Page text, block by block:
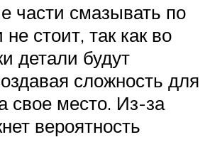
части смазывать по
не стоит, так как во
детали будут
сложность для
свое место. Из-за
вероятность